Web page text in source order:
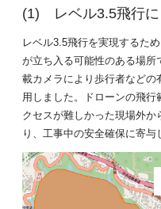
レベル3.5飛行
レベル3.5飛行を実現するた
が立ち入る可能性のある場
載カメラにより歩行者など
用しました。ドローンの飛
クセスが難しかった現場外
り、工事中の安全確保に寄与